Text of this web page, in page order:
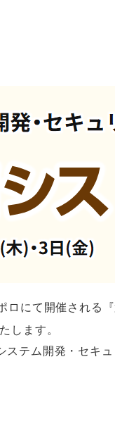
ロにて開催される
します。
ステム開発・セキ